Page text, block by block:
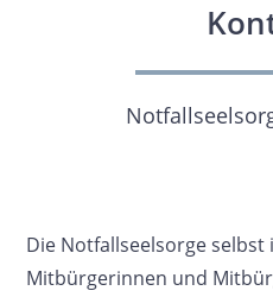
Die Notfallseelsorge
Mitbürgerinnen und